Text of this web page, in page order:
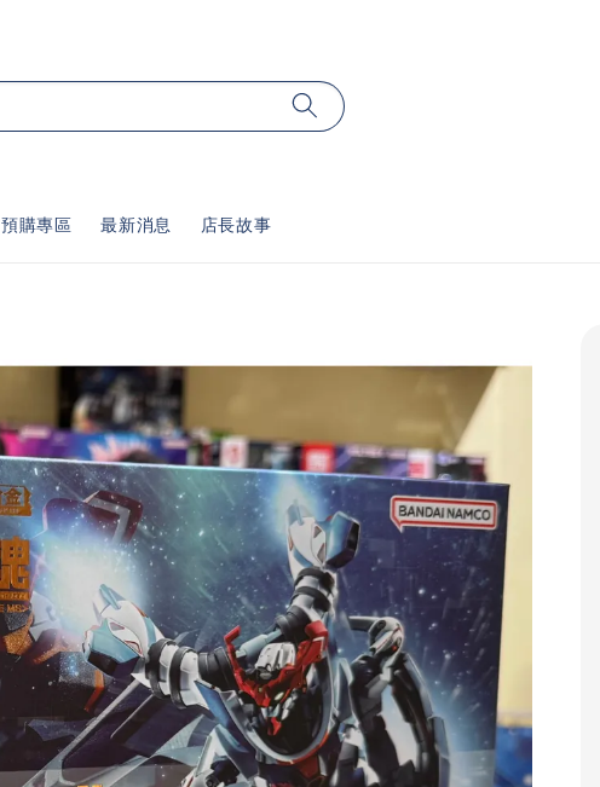
預購專區 最新消息 店長故事